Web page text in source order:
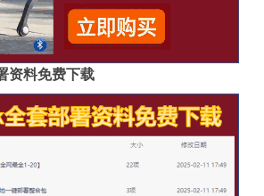
资料免费下载